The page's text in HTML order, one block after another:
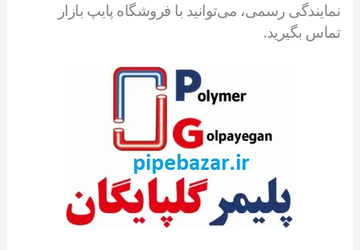
نمایندگی رسمی، می‌توانید با فروشگاه پایپ بازار
تماس بگیرید.